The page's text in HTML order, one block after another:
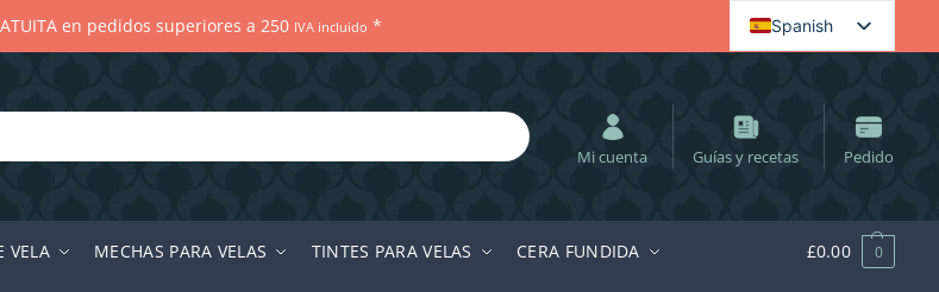
en pedidos superiores a 250 IVA incluido *
Spanish
Swedish
Hungarian
Mi cuenta Guías y recetas Pedido
VELA MECHAS PARA VELAS TINTES PARA VELAS CERA FUNDIDA £0.00 0